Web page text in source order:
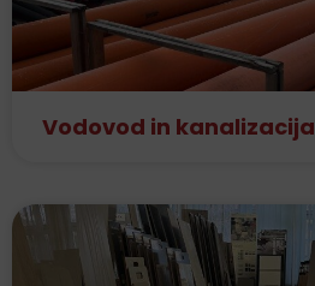
Vodovod in kanalizacija